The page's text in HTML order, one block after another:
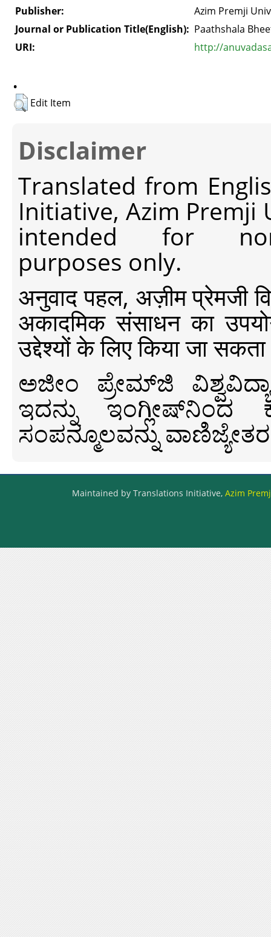
Publisher:
Azim Premji
Journal or Publication Title(English): Paathshala
URI:
http://
.
Edit Item
Disclaimer
Translated from
Initiative, Azim Premji
intended for non-
purposes only.
अनुवाद पहल, अज़ीम प्रेमजी
अकादमिक संसाधन का
उद्देश्यों के लिए किया जा
ಅಜೀಂ ಪ್ರೇಮ್‍ಜಿ
ಇದನ್ನು ಇಂಗ್ಲೀಷ್‍ನಿಂದ
ಸಂಪನ್ಮೂಲವನ್ನು
Maintained by Translations Initiative, Azim